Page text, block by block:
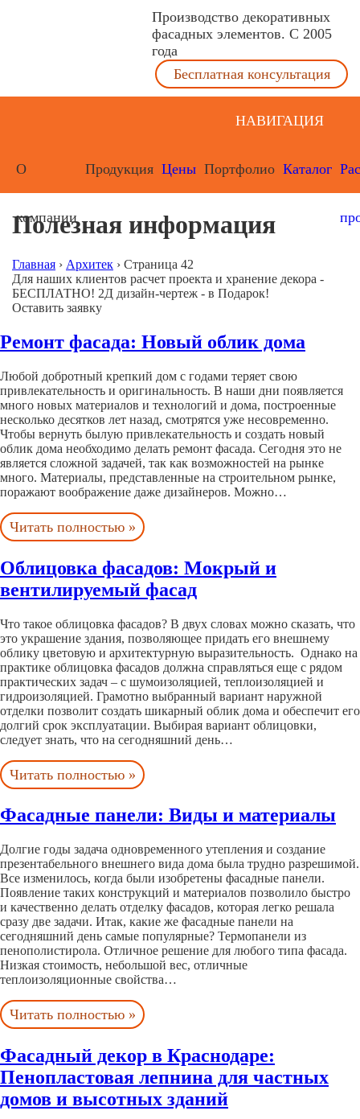
Производство декоративных
фасадных элементов. С 2005
года
Бесплатная консультация
НАВИГАЦИЯ
О
компании
Продукция Цены Портфолио Каталог
Полезная информация
Главная › Архитек › Страница 42
Для наших клиентов расчет проекта и хранение декора -
БЕСПЛАТНО! 2Д дизайн-чертеж - в Подарок!
Оставить заявку
Ремонт фасада: Новый облик дома
Любой добротный крепкий дом с годами теряет свою
привлекательность и оригинальность. В наши дни появляется
много новых материалов и технологий и дома, построенные
несколько десятков лет назад, смотрятся уже несовременно.
Чтобы вернуть былую привлекательность и создать новый
облик дома необходимо делать ремонт фасада. Сегодня это не
является сложной задачей, так как возможностей на рынке
много. Материалы, представленные на строительном рынке,
поражают воображение даже дизайнеров. Можно…
Читать полностью »
Облицовка фасадов: Мокрый и
вентилируемый фасад
Что такое облицовка фасадов? В двух словах можно сказать, что
это украшение здания, позволяющее придать его внешнему
облику цветовую и архитектурную выразительность. Однако на
практике облицовка фасадов должна справляться еще с рядом
практических задач – с шумоизоляцией, теплоизоляцией и
гидроизоляцией. Грамотно выбранный вариант наружной
отделки позволит создать шикарный облик дома и обеспечит его
долгий срок эксплуатации. Выбирая вариант облицовки,
следует знать, что на сегодняшний день…
Читать полностью »
Фасадные панели: Виды и материалы
Долгие годы задача одновременного утепления и создание
презентабельного внешнего вида дома была трудно разрешимой.
Все изменилось, когда были изобретены фасадные панели.
Появление таких конструкций и материалов позволило быстро
и качественно делать отделку фасадов, которая легко решала
сразу две задачи. Итак, какие же фасадные панели на
сегодняшний день самые популярные? Термопанели из
пенополистирола. Отличное решение для любого типа фасада.
Низкая стоимость, небольшой вес, отличные
теплоизоляционные свойства…
Читать полностью »
Фасадный декор в Краснодаре:
Пенопластовая лепнина для частных
домов и высотных зданий